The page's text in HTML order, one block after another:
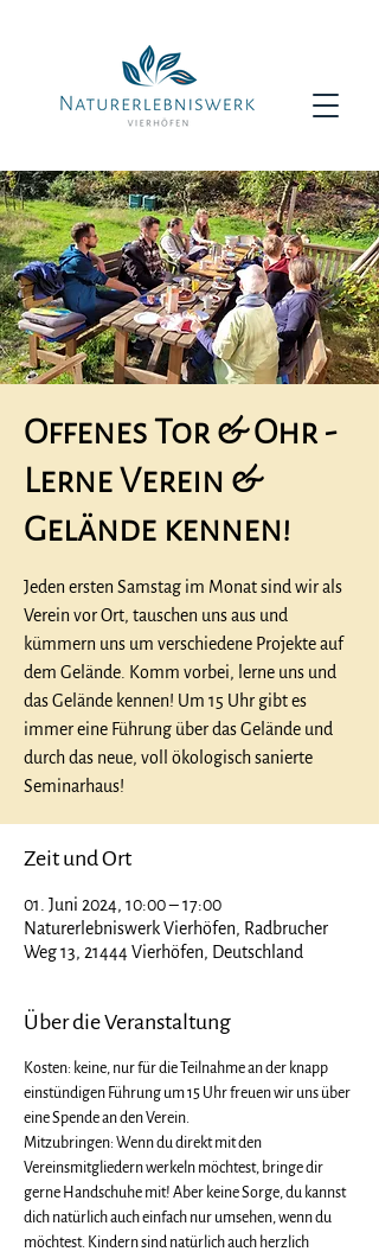
Offenes Tor & Ohr -
Lerne Verein &
Gelände kennen!
Jeden ersten Samstag im Monat sind wir als
Verein vor Ort, tauschen uns aus und
kümmern uns um verschiedene Projekte auf
dem Gelände. Komm vorbei, lerne uns und
das Gelände kennen! Um 15 Uhr gibt es
immer eine Führung über das Gelände und
durch das neue, voll ökologisch sanierte
Seminarhaus!
Zeit und Ort
01. Juni 2024, 10:00 – 17:00
Naturerlebniswerk Vierhöfen, Radbrucher
Weg 13, 21444 Vierhöfen, Deutschland
Über die Veranstaltung
Kosten: keine, nur für die Teilnahme an der knapp
einstündigen Führung um 15 Uhr freuen wir uns über
eine Spende an den Verein.
Mitzubringen: Wenn du direkt mit den
Vereinsmitgliedern werkeln möchtest, bringe dir
gerne Handschuhe mit! Aber keine Sorge, du kannst
dich natürlich auch einfach nur umsehen, wenn du
möchtest. Kindern sind natürlich auch herzlich